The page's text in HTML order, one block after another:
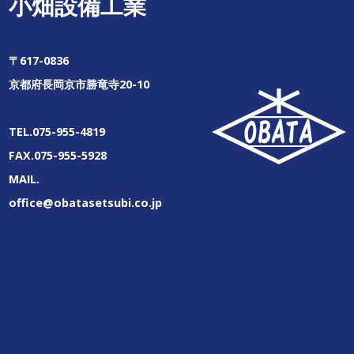
〒617-0836
京都府長岡京市勝竜寺20-10
TEL.075-955-4819
FAX.075-955-5928
MAIL.
office@obatasetsubi.co.jp